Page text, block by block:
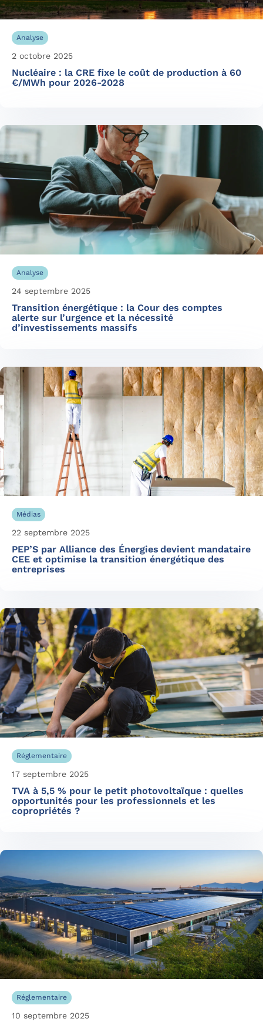
Analyse
2 octobre 2025
Nucléaire : la CRE fixe le coût de production à 60
€/MWh pour 2026-2028
Analyse
24 septembre 2025
Transition énergétique : la Cour des comptes
alerte sur l’urgence et la nécessité
d’investissements massifs
Médias
22 septembre 2025
PEP’S par Alliance des Énergies devient mandataire
CEE et optimise la transition énergétique des
entreprises
Réglementaire
17 septembre 2025
TVA à 5,5 % pour le petit photovoltaïque : quelles
opportunités pour les professionnels et les
copropriétés ?
Réglementaire
10 septembre 2025